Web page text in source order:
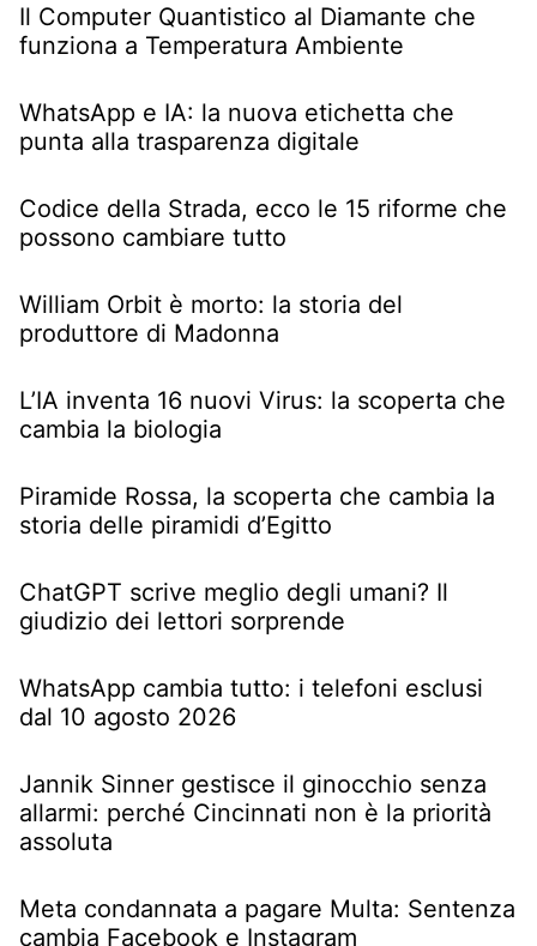
Il Computer Quantistico al Diamante che
funziona a Temperatura Ambiente
WhatsApp e IA: la nuova etichetta che
punta alla trasparenza digitale
Codice della Strada, ecco le 15 riforme che
possono cambiare tutto
William Orbit è morto: la storia del
produttore di Madonna
L’IA inventa 16 nuovi Virus: la scoperta che
cambia la biologia
Piramide Rossa, la scoperta che cambia la
storia delle piramidi d’Egitto
ChatGPT scrive meglio degli umani? Il
giudizio dei lettori sorprende
WhatsApp cambia tutto: i telefoni esclusi
dal 10 agosto 2026
Jannik Sinner gestisce il ginocchio senza
allarmi: perché Cincinnati non è la priorità
assoluta
Meta condannata a pagare Multa: Sentenza
cambia Facebook e Instagram